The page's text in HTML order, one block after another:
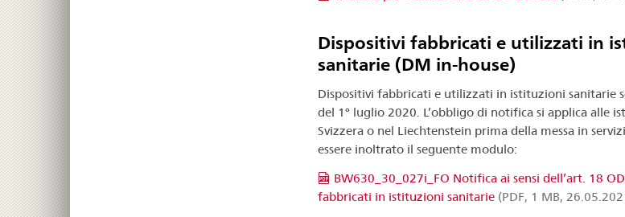
Dispositivi fabbricati e utilizzati in
sanitarie (DM in-house)
Dispositivi fabbricati e utilizzati in istituzioni sanitarie
del 1° luglio 2020. L’obbligo di notifica si applica alle
Svizzera o nel Liechtenstein prima della messa in
essere inoltrato il seguente modulo:
BW630_30_027i_FO Notifica ai sensi dell’art. 18
fabbricati in istituzioni sanitarie(PDF, 1 MB,